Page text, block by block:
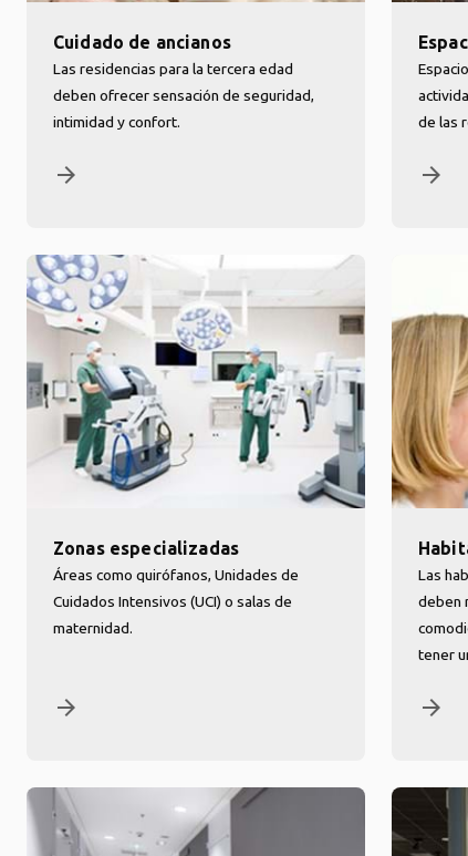
Cuidado de ancianos
Las residencias para la tercera edad
deben ofrecer sensación de seguridad,
intimidad y confort.
arrow_forward
de las
arrow_forward
Zonas especializadas
Áreas como quirófanos, Unidades de
Cuidados Intensivos (UCI) o salas de
maternidad.
arrow_forward
Las
deben
tener
arrow_forward